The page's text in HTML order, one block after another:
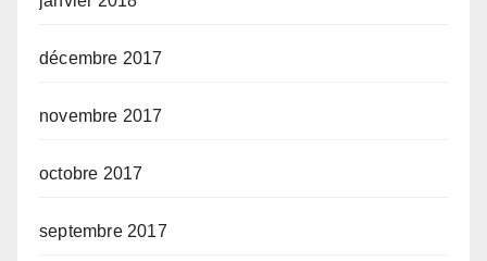
décembre 2017
novembre 2017
octobre 2017
septembre 2017